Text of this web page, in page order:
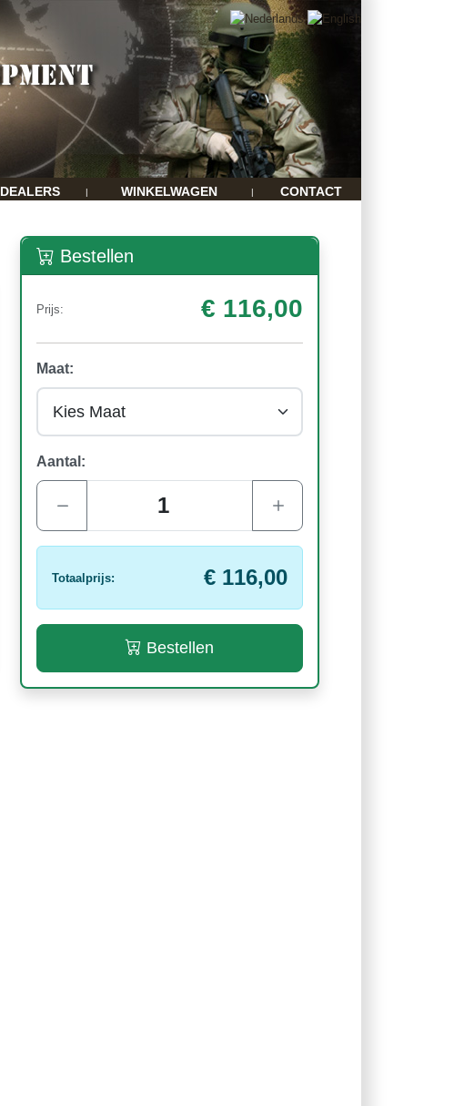
DEALERS | WINKELWAGEN | CONTACT
Bestellen
Prijs: € 116,00
Maat:
Aantal:
Totaalprijs: € 116,00
Bestellen